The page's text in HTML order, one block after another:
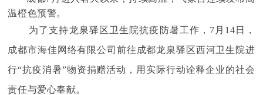
温橙色预警。
为了支持龙泉驿区卫生院抗疫防暑工作 ， 7月14日，
成都市海佳网络有限公司前往成都龙泉驿区西河卫生院进
行“抗疫消暑”物资捐赠活动，用实际行动诠释企业的社会
责任与爱心奉献。